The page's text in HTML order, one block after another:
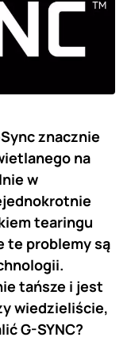
znacznie
na
w
tearingu
te problemy są
tańsze i jest
wiedzieliście,
G-SYNC?